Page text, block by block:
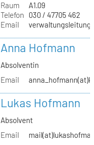
Raum
A1.09
Telefon
030 / 47705 462
Email
Anna Hofmann
Absolventin
Email
Lukas Hofmann
Absolvent
Email